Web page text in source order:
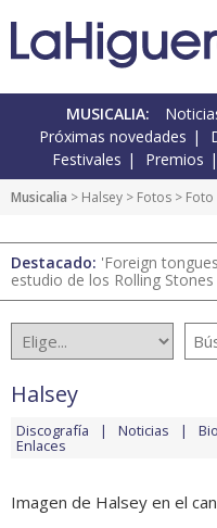
MUSICALIA:
Próximas novedades
Festivales
Premios
Musicalia > Halsey > Fotos > Foto
Destacado: 'Foreign
estudio de los Rolling Stones
Halsey
Discografía Noticias
Enlaces
Imagen de Halsey en el